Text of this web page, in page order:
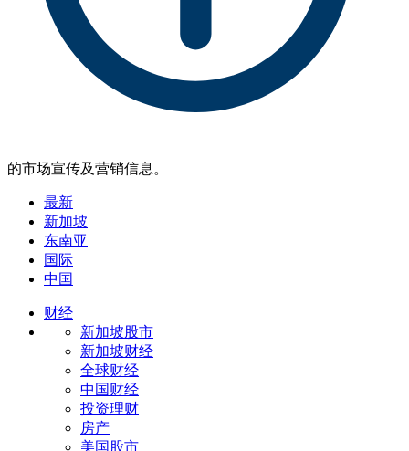
的市场宣传及营销信息。
最新
新加坡
东南亚
国际
中国
财经
新加坡股市
新加坡财经
全球财经
中国财经
投资理财
房产
美国股市